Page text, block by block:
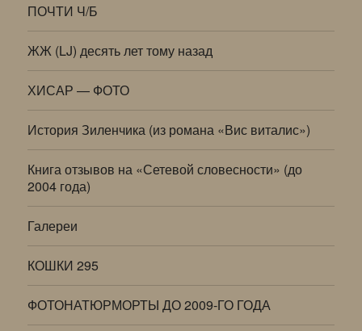
ПОЧТИ Ч/Б
ЖЖ (LJ) десять лет тому назад
ХИСАР — ФОТО
История Зиленчика (из романа «Вис виталис»)
Книга отзывов на «Сетевой словесности» (до
2004 года)
Галереи
КОШКИ 295
ФОТОНАТЮРМОРТЫ ДО 2009-ГО ГОДА